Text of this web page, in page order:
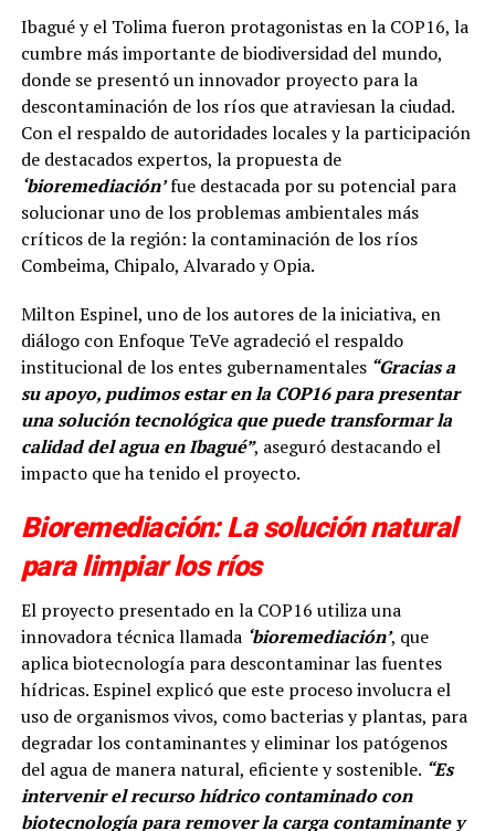
Ibagué y el Tolima fueron protagonistas en la COP16, la
cumbre más importante de biodiversidad del mundo,
donde se presentó un innovador proyecto para la
descontaminación de los ríos que atraviesan la ciudad.
Con el respaldo de autoridades locales y la participación
de destacados expertos, la propuesta de
‘bioremediación’fue destacada por su potencial para
solucionar uno de los problemas ambientales más
críticos de la región: la contaminación de los ríos
Combeima, Chipalo, Alvarado y Opia.
Milton Espinel, uno de los autores de la iniciativa, en
diálogo con Enfoque TeVe agradeció el respaldo
institucional de los entes gubernamentales“Gracias a
su apoyo, pudimos estar en la COP16 para presentar
una solución tecnológica que puede transformar la
calidad del agua en Ibagué”, aseguró destacando el
impacto que ha tenido el proyecto.
Bioremediación: La solución natural
para limpiar los ríos
El proyecto presentado en la COP16 utiliza una
innovadora técnica llamada ‘bioremediación’, que
aplica biotecnología para descontaminar las fuentes
hídricas. Espinel explicó que este proceso involucra el
uso de organismos vivos, como bacterias y plantas, para
degradar los contaminantes y eliminar los patógenos
del agua de manera natural, eficiente y sostenible. “Es
intervenir el recurso hídrico contaminado con
biotecnología para remover la carga contaminante y